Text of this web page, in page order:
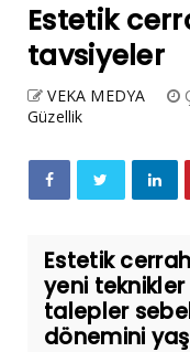
Estetik
tavsiyeler
VEKA MEDYA
Güzellik
Estetik
yeni
talepler
dönemini